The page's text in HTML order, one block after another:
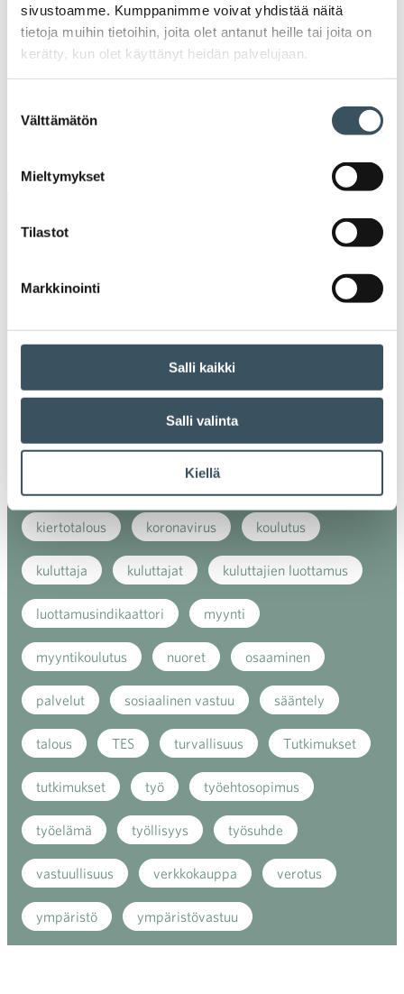
sivustoamme. Kumppanimme voivat yhdistää näitä
tietoja muihin tietoihin, joita olet antanut heille tai joita on
kerätty, kun olet käyttänyt heidän palvelujaan.
valinta
Välttämätön
Mieltymykset
Tilastot
Markkinointi
Salli kaikki
Salli valinta
Kiellä
2019
Avainsanat
ilmasto kansainvälinen kilpailu
kansainvälinen verkkokauppa kasvu
kauppa
kiertotalous koronavirus koulutus
kuluttaja kuluttajat kuluttajien luottamus
luottamusindikaattori myynti
myyntikoulutus nuoret osaaminen
palvelut sosiaalinen vastuu sääntely
talous TES turvallisuus Tutkimukset
tutkimukset työ työehtosopimus
työelämä työllisyys työsuhde
vastuullisuus verkkokauppa verotus
ympäristö ympäristövastuu